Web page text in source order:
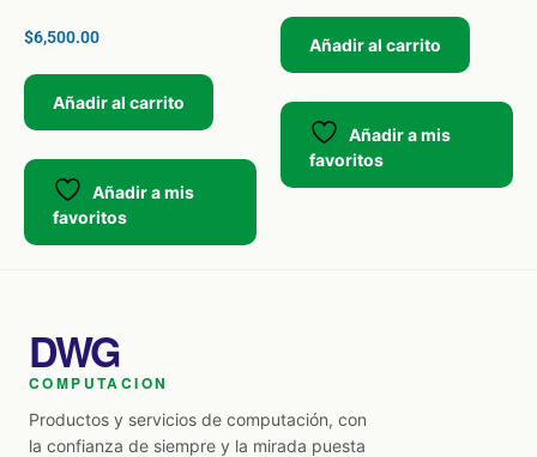
$6,500.00
Añadir al carrito
Añadir a mis
favoritos
Añadir al carrito
Añadir a mis
favoritos
DWG
COMPUTACION
Productos y servicios de computación, con
la confianza de siempre y la mirada puesta